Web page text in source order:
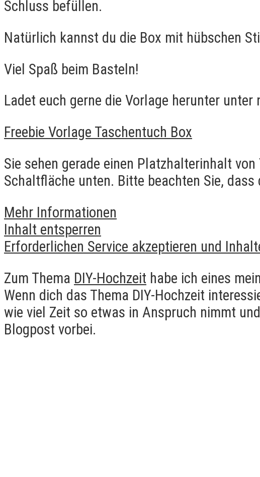
Schluss befüllen.
Natürlich kannst du die Box mit hübschen
Viel Spaß beim Basteln!
Ladet euch gerne die Vorlage herunter unter
Freebie Vorlage Taschentuch Box
Sie sehen gerade einen Platzhalterinhalt von
Schaltfläche unten. Bitte beachten Sie,
Mehr Informationen
Inhalt entsperren
Erforderlichen Service akzeptieren und
Zum Thema DIY-Hochzeit habe ich eines
Wenn dich das Thema DIY-Hochzeit
wie viel Zeit so etwas in Anspruch nimmt
Blogpost vorbei.